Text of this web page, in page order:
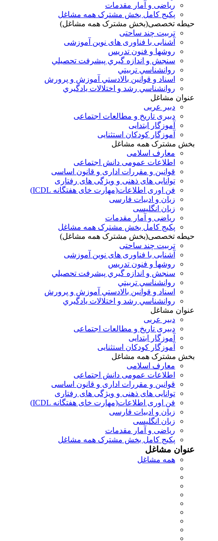
ریاضی و آمار مقدمات
پکیج کامل بخش مشترک همه مشاغل
حیطه تخصصی(بخش مشترک همه مشاغل)
تربیت چند ساحتی
آشنایی با فناوری های نوین آموزشی
روشها و فنون تدريس
سنجش و اندازه گيري پيشرفت تحصيلي
روانشناسي تربيتي
اسناد و قوانين بالادستي آموزش و پرورش
روانشناسي رشد و اختلالات يادگيري
عنوان مشاغل
دبير عربی
دبیری تاریخ و مطالعات اجتماعی
آموزگار ابتدایی
آموزگار کودکان استثنایی
بخش مشترک همه مشاغل
معارف اسلامی
اطلاعات عمومی دانش اجتماعی
قوانین و مقررات اداری و قانون اساسی
توانایی های ذهنی و ویژگی های رفتاری
فن اوری اطلاعات(مهارت خای هفتگانه ICDL)
زبان و ادبیات فارسی
زبان انگلیسی
ریاضی و آمار مقدمات
پکیج کامل بخش مشترک همه مشاغل
حیطه تخصصی(بخش مشترک همه مشاغل)
تربیت چند ساحتی
آشنایی با فناوری های نوین آموزشی
روشها و فنون تدريس
سنجش و اندازه گيري پيشرفت تحصيلي
روانشناسي تربيتي
اسناد و قوانين بالادستي آموزش و پرورش
روانشناسي رشد و اختلالات يادگيري
عنوان مشاغل
دبير عربی
دبیری تاریخ و مطالعات اجتماعی
آموزگار ابتدایی
آموزگار کودکان استثنایی
بخش مشترک همه مشاغل
معارف اسلامی
اطلاعات عمومی دانش اجتماعی
قوانین و مقررات اداری و قانون اساسی
توانایی های ذهنی و ویژگی های رفتاری
فن اوری اطلاعات(مهارت خای هفتگانه ICDL)
زبان و ادبیات فارسی
زبان انگلیسی
ریاضی و آمار مقدمات
پکیج کامل بخش مشترک همه مشاغل
عنوان مشاغل
همه مشاغل